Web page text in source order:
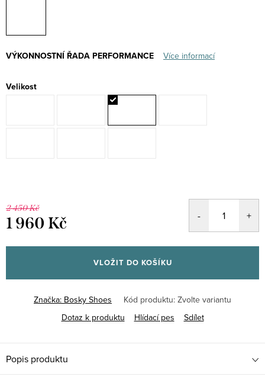
VÝKONNOSTNÍ ŘADA PERFORMANCE Více informací
Velikost
2 450 Kč
1 960 Kč
cena:
VLOŽIT DO KOŠÍKU
Značka: Bosky Shoes Kód produktu: Zvolte variantu
Dotaz k produktu
Hlídací pes Sdílet
Popis produktu